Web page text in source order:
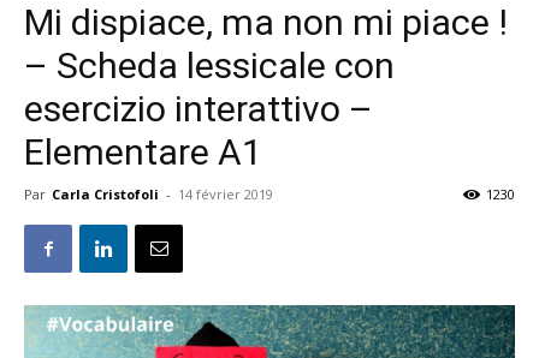
Mi dispiace, ma non mi piace !
– Scheda lessicale con
esercizio interattivo –
Elementare A1
Par Carla Cristofoli - 14 février 2019 1230